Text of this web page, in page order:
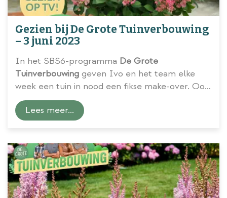
Gezien bij De Grote Tuinverbouwing
– 3 juni 2023
In het SBS6-programma De Grote
Tuinverbouwing geven Ivo en het team elke
week een tuin in nood een fikse make-over. Ook
voorzien ze de kijker van inspiratie en tips om
huis en tuin naar een groener level te tillen.
Lees meer...